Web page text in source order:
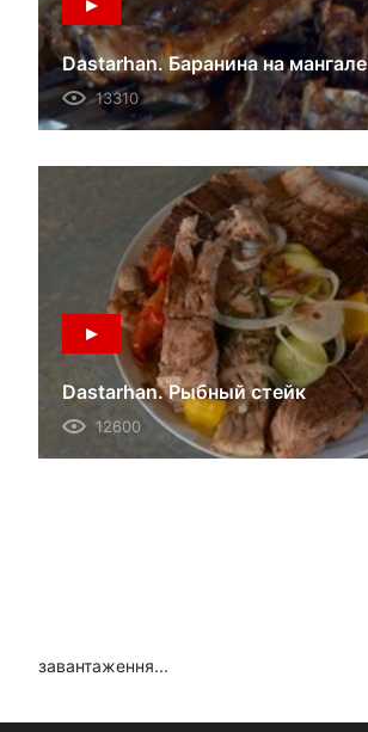
Dastarhan. Баранина на мангале
13310
Dastarhan. Рыбный стейк
12600
завантаження...